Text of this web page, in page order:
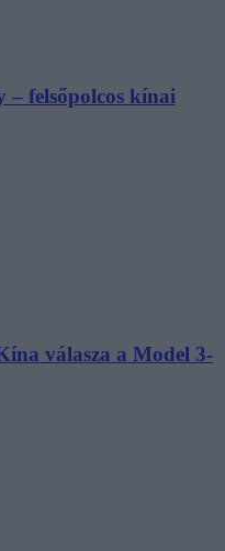
felsőpolcos kínai
válasza a Model 3-